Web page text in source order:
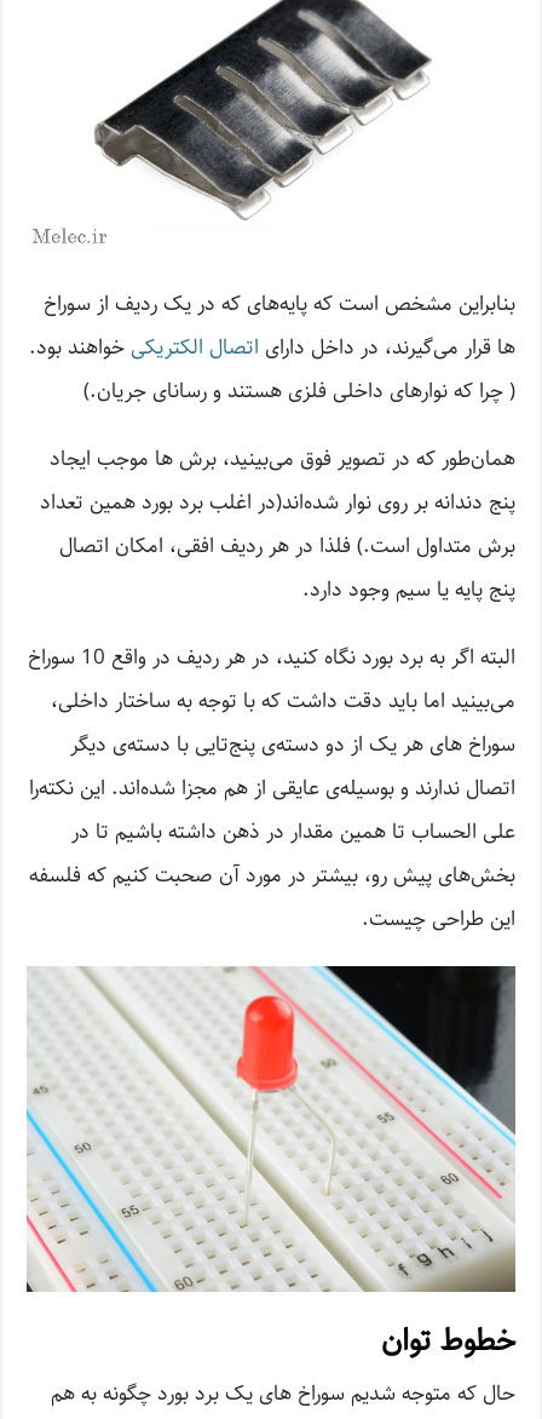
بنابراین مشخص است که پایه‌های که در یک ردیف از سوراخ
ها قرار می‌گیرند، در داخل دارای اتصال الکتریکی خواهند بود.
( چرا که نوارهای داخلی فلزی هستند و رسانای جریان.)
همان‌طور که در تصویر فوق می‌بینید، برش ها موجب ایجاد
پنج دندانه بر روی نوار شده‌اند(در اغلب برد بورد همین تعداد
برش متداول است.) فلذا در هر ردیف افقی، امکان اتصال
پنج پایه یا سیم وجود دارد.
البته اگر به برد بورد نگاه کنید، در هر ردیف در واقع 10 سوراخ
می‌بینید اما باید دقت داشت که با توجه به ساختار داخلی،
سوراخ های هر یک از دو دسته‌ی پنج‌تایی با دسته‌ی دیگر
اتصال ندارند و بوسیله‌ی عایقی از هم مجزا شده‌اند. این نکته‌را
علی الحساب تا همین مقدار در ذهن داشته باشیم تا در
بخش‌های پیش رو، بیشتر در مورد آن صحبت کنیم که فلسفه
این طراحی چیست.
خطوط توان
حال که متوجه شدیم سوراخ های یک برد بورد چگونه به هم